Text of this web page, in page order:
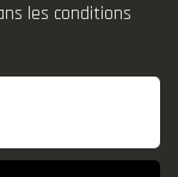
les conditions